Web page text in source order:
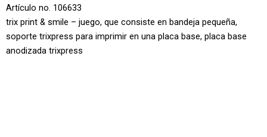
Artículo no. 106633
trix print & smile – juego, que consiste en bandeja pequeña,
soporte trixpress para imprimir en una placa base, placa base
anodizada trixpress